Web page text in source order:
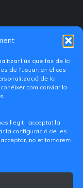
l’ús que fas de la
de l’usuari en el cas
de la
com canviar la
llegit i acceptat la
la configuració de les
no et tornarem
de Gandia
de privacitat